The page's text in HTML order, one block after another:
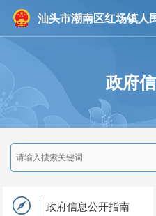
汕头市潮南区红场镇人
政府
政府信息公开指南